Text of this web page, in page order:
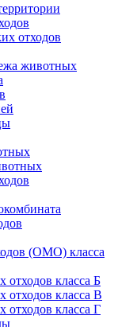
отходов
животных
(ОМО) класса
отходов класса Б
отходов класса В
отходов класса Г